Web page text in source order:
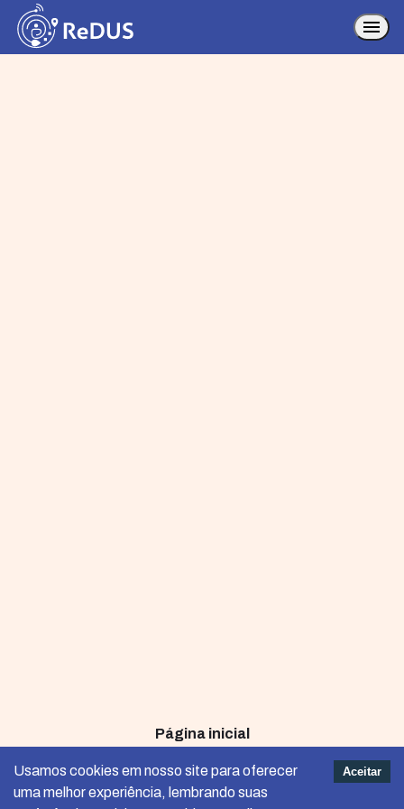
Página inicial
Termos e Condições de Uso
Política de Privacidade
Usamos cookies em nosso site para oferecer
uma melhor experiência, lembrando suas
Aceitar